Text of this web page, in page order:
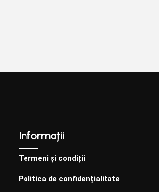
Informații
Termeni și condiții
Politica de confidențialitate